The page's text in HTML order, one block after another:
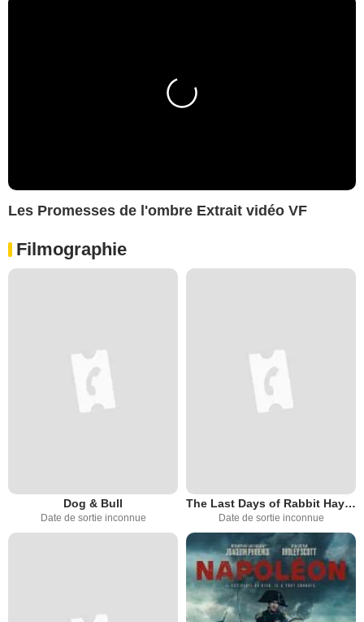
Les Promesses de l'ombre Extrait vidéo VF
Filmographie
Dog & Bull
Date de sortie inconnue
The Last Days of Rabbit Hayes
Date de sortie inconnue